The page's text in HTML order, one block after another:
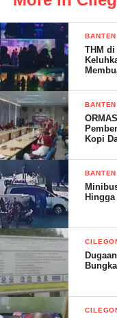
beberapa rangkaian
juga penyuluhan
mudahan dengan
kedepannya ibu kader
terjalin terus
dalam menjalankan
sangat membantu
Kelurahan Warnasari,
KCM ketika di
agar para kader
Kelurahan melalui
BANTEN
THM
BANTEN
Kopi
BANTEN
Hingga